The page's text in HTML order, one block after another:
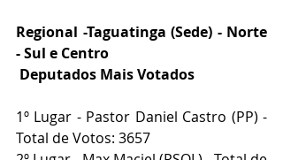
Regional -Taguatinga (Sede) - Norte
- Sul e Centro
Deputados Mais Votados
1º Lugar - Pastor Daniel Castro (PP) -
Total de Votos: 3657